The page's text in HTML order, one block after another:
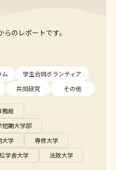
のレポートです。
ム
学生合同ボランティア
共同研究 その他
務局
短期大学部
大学
専修大学
学舎大学 法政大学